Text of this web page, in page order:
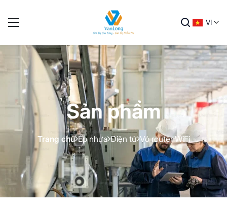
VI
Sản phẩm
Trang chủ Ép nhựa Điện tử Vỏ router WiFi